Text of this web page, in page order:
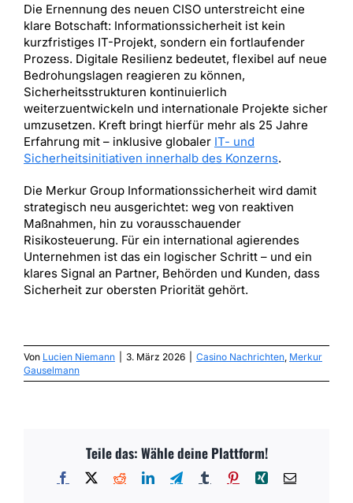
Die Ernennung des neuen CISO unterstreicht eine
klare Botschaft: Informationssicherheit ist kein
kurzfristiges IT-Projekt, sondern ein fortlaufender
Prozess. Digitale Resilienz bedeutet, flexibel auf neue
Bedrohungslagen reagieren zu können,
Sicherheitsstrukturen kontinuierlich
weiterzuentwickeln und internationale Projekte sicher
umzusetzen. Kreft bringt hierfür mehr als 25 Jahre
Erfahrung mit – inklusive globaler IT- und
Sicherheitsinitiativen innerhalb des Konzerns.
Die Merkur Group Informationssicherheit wird damit
strategisch neu ausgerichtet: weg von reaktiven
Maßnahmen, hin zu vorausschauender
Risikosteuerung. Für ein international agierendes
Unternehmen ist das ein logischer Schritt – und ein
klares Signal an Partner, Behörden und Kunden, dass
Sicherheit zur obersten Priorität gehört.
Von Lucien Niemann 3. März 2026 Casino Nachrichten Merkur
Gauselmann
Teile das: Wähle deine Plattform!
Facebook RedditLinkedInTelegramTumblr PinterestXing E-